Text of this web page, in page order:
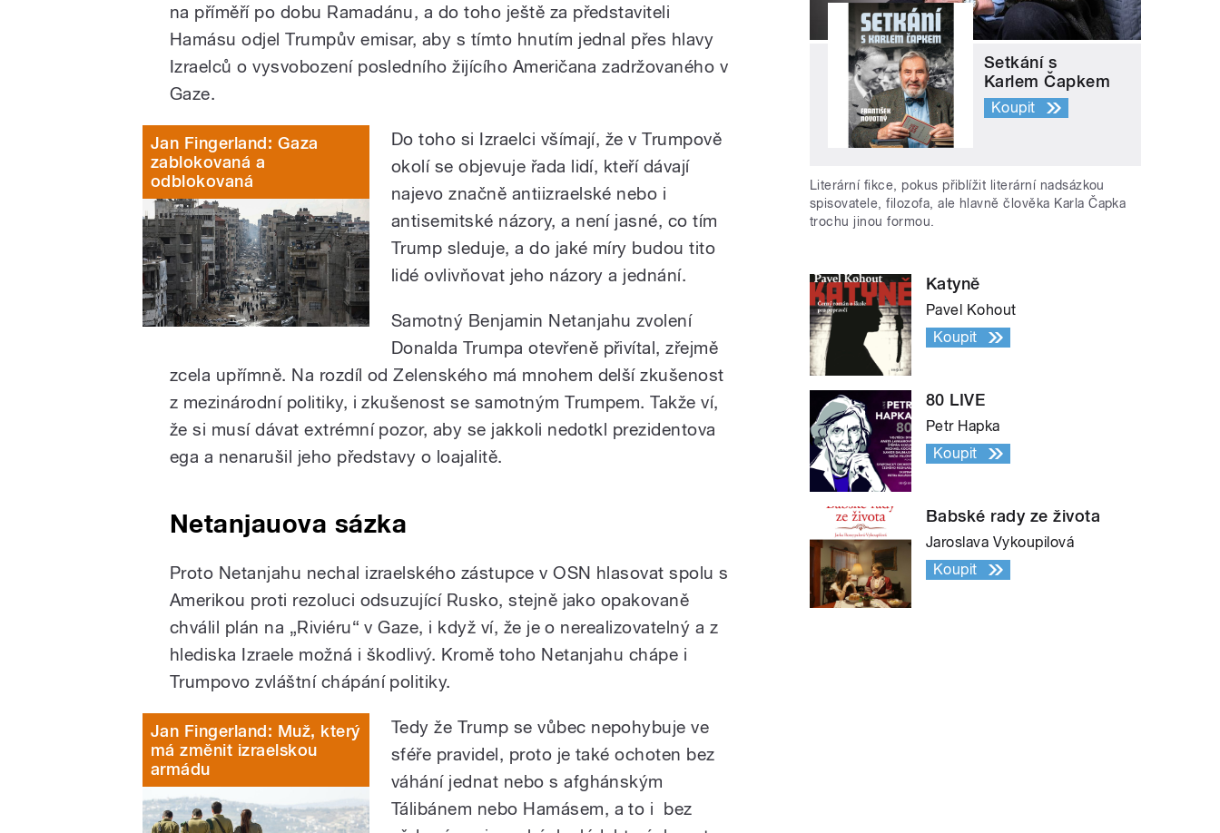
na příměří po dobu Ramadánu, a do toho ještě za představiteli
Hamásu odjel Trumpův emisar, aby s tímto hnutím jednal přes hlavy
Izraelců o vysvobození posledního žijícího Američana zadržovaného v
Gaze.
Jan Fingerland: Gaza
zablokovaná a
odblokovaná
Do toho si Izraelci všímají, že v Trumpově
okolí se objevuje řada lidí, kteří dávají
najevo značně antiizraelské nebo i
antisemitské názory, a není jasné, co tím
Trump sleduje, a do jaké míry budou tito
lidé ovlivňovat jeho názory a jednání.
Samotný Benjamin Netanjahu zvolení
Donalda Trumpa otevřeně přivítal, zřejmě
zcela upřímně. Na rozdíl od Zelenského má mnohem delší zkušenost
z mezinárodní politiky, i zkušenost se samotným Trumpem. Takže ví,
že si musí dávat extrémní pozor, aby se jakkoli nedotkl prezidentova
ega a nenarušil jeho představy o loajalitě.
Netanjauova sázka
Proto Netanjahu nechal izraelského zástupce v OSN hlasovat spolu s
Amerikou proti rezoluci odsuzující Rusko, stejně jako opakovaně
chválil plán na „Riviéru“ v Gaze, i když ví, že je o nerealizovatelný a z
hlediska Izraele možná i škodlivý. Kromě toho Netanjahu chápe i
Trumpovo zvláštní chápání politiky.
Jan Fingerland: Muž, který
má změnit izraelskou
armádu
Tedy že Trump se vůbec nepohybuje ve
sféře pravidel, proto je také ochoten bez
váhání jednat nebo s afghánským
Tálibánem nebo Hamásem, a to i bez
Setkání s
Karlem Čapkem
Koupit
Literární fikce, pokus přiblížit literární nadsázkou
spisovatele, filozofa, ale hlavně člověka Karla Čapka
trochu jinou formou.
Katyně
Pavel Kohout
Koupit
80 LIVE
Petr Hapka
Koupit
Babské rady ze života
Jaroslava Vykoupilová
Koupit